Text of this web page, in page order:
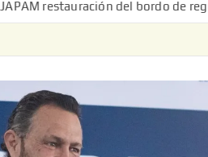
del bordo de regulación en el